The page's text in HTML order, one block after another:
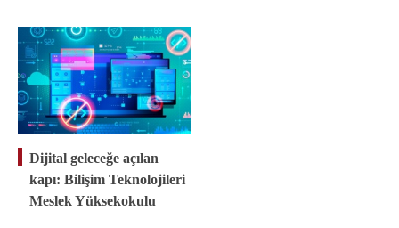
Dijital geleceğe açılan
kapı: Bilişim Teknolojileri
Meslek Yüksekokulu